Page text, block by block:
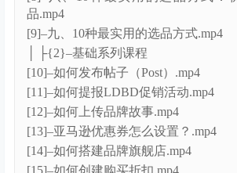
[21]–二十一、Health &
【2025.06.11】.mp4
[22]–二十二、Industrial &
【2025.06.12 】.mp4
[23]–二十三、Office
【2025.06.18】.mp4
[24]–二十四、Pet Supplies、
lm【2025.06.19 】.mp4
[2]–二、如何正确选择适合自己的站